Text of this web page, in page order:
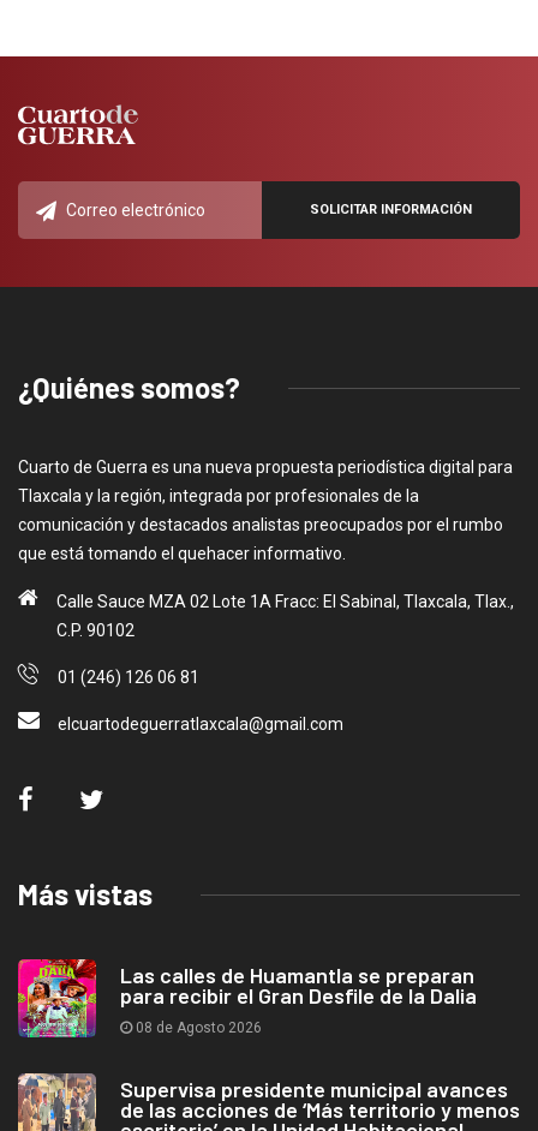
¿Quiénes somos?
Cuarto de Guerra es una nueva propuesta periodística digital para
Tlaxcala y la región, integrada por profesionales de la
comunicación y destacados analistas preocupados por el rumbo
que está tomando el quehacer informativo.
Calle Sauce MZA 02 Lote 1A Fracc: El Sabinal, Tlaxcala, Tlax.,
C.P. 90102
01 (246) 126 06 81
elcuartodeguerratlaxcala@gmail.com
Más vistas
Las calles de Huamantla se preparan
para recibir el Gran Desfile de la Dalia
08 de Agosto 2026
Supervisa presidente municipal avances
de las acciones de ‘Más territorio y menos